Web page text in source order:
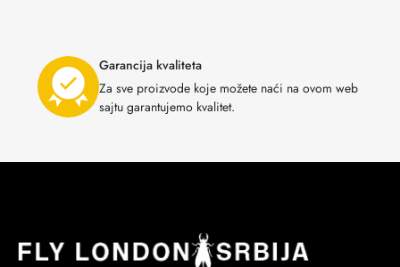
Garancija kvaliteta
Za sve proizvode koje možete naći na ovom web
sajtu garantujemo kvalitet.